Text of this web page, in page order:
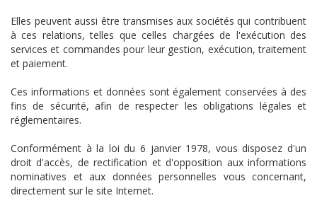
Elles peuvent aussi être transmises aux sociétés qui contribuent
à ces relations, telles que celles chargées de l'exécution des
services et commandes pour leur gestion, exécution, traitement
et paiement.
Ces informations et données sont également conservées à des
fins de sécurité, afin de respecter les obligations légales et
réglementaires.
Conformément à la loi du 6 janvier 1978, vous disposez d'un
droit d'accès, de rectification et d'opposition aux informations
nominatives et aux données personnelles vous concernant,
directement sur le site Internet.